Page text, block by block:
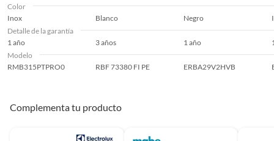
Color
Inox
Blanco Negro
Detalle de la garantía
1 año
3 años 1 año
Modelo
RMB315PTPRO0
RBF 73380 FI PE ERBA29V2HVB
Complementa tu producto